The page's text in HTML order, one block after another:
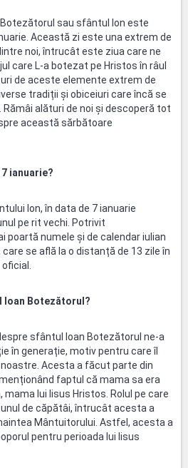
sau sfântul Ion este
Această zi este una extrem de
noi, întrucât este ziua care ne
care L-a botezat pe Hristos în râul
de aceste elemente extrem de
tradiții și obiceiuri care încă se
alături de noi și descoperă tot
această sărbătoare
ianuarie?
Ion, în data de 7 ianuarie
pe rit vechi. Potrivit
poartă numele și de calendar iulian
se află la o distanță de 13 zile în
Ioan Botezătorul?
sfântul Ioan Botezătorul ne-a
în generație, motiv pentru care îl
Acesta a făcut parte din
faptul că mama sa era
mama lui Iisus Hristos. Rolul pe care
de căpătâi, întrucât acesta a
Mântuitorului. Astfel, acesta a
pentru perioada lui Iisus